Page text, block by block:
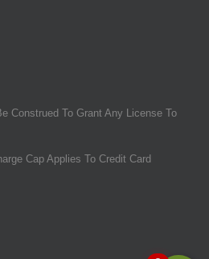
Construed To Grant Any License To
Cap Applies To Credit Card